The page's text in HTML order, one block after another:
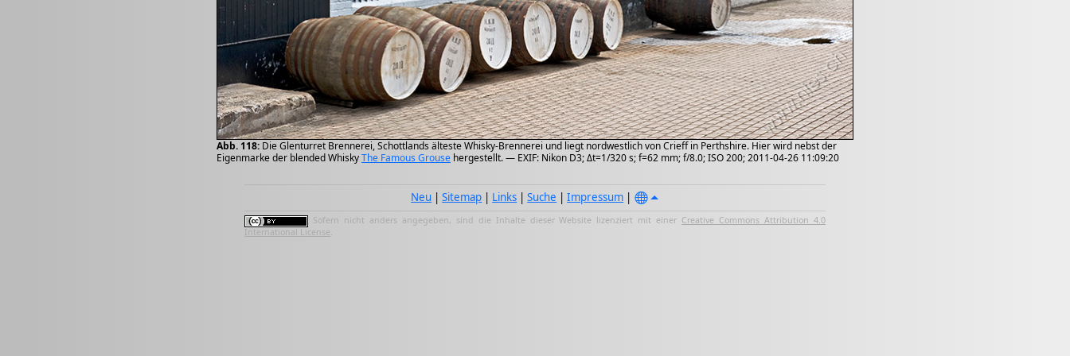
Abb. 118: Die Glenturret Brennerei, Schottlands älteste Whisky-Brennerei und liegt nordwestlich von Crieff in Perthshire. Hier wird nebst der
Eigenmarke der blended WhiskyThe Famous Grouse hergestellt. — EXIF: Nikon D3; Δt=1/320 s; f=62 mm; f/8.0; ISO 200; 2011-04-26 11:09:20
Neu |Sitemap | Links |Suche |Impressum |
Sofern nicht anders angegeben, sind die Inhalte dieser Website lizenziert mit einer Creative Commons Attribution 4.0
International License